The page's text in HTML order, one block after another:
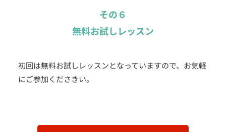
その６
無料お試しレッスン
初回は無料お試しレッスンとなっていますので、お気軽
にご参加くださきい。